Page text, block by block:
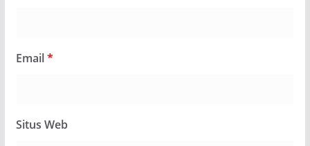
Email*
Situs Web